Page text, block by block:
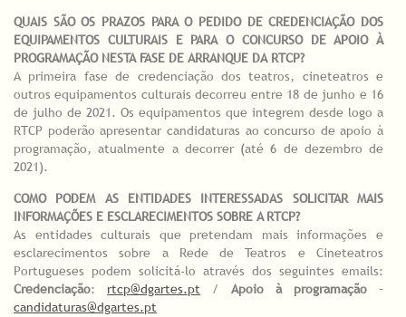
QUAIS SÃO OS PRAZOS PARA O PEDIDO DE CREDENCIAÇÃO DOS
EQUIPAMENTOS CULTURAIS E PARA O CONCURSO DE APOIO À
PROGRAMAÇÃO NESTA FASE DE ARRANQUE DA RTCP?
A primeira fase de credenciação dos teatros, cineteatros e
outros equipamentos culturais decorreu entre 18 de junho e 16
de julho de 2021. Os equipamentos que integrem desde logo a
RTCP poderão apresentar candidaturas ao concurso de apoio à
programação, atualmente a decorrer (até 6 de dezembro de
2021).
COMO PODEM AS ENTIDADES INTERESSADAS SOLICITAR MAIS
INFORMAÇÕES E ESCLARECIMENTOS SOBRE A RTCP?
As entidades culturais que pretendam mais informações e
esclarecimentos sobre a Rede de Teatros e Cineteatros
Portugueses podem solicitá-lo através dos seguintes emails:
Credenciação: rtcp@dgartes.pt / Apoio à programação–
candidaturas@dgartes.pt